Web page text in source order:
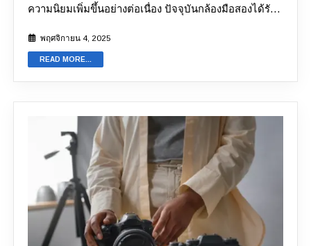
ความนิยมเพิ่มขึ้นอย่างต่อเนื่อง ปัจจุบันกล้องมือสองได้รับ
ราคาที่ถูกกว่ามากและการมาของแพลตฟอร์มออนไลน์คือ
สองเหตุผลหลักที่ทำให้กล้องมือสองได้รับความนิยม
อย่างไรก็ตาม คุณควรมั่นใจว่าร้านขายกล้องมือสองที่คุณ
เลือกนั้นเชื่อถือได้ก่อนใช้บริการ เพื่อป้องกันความเสี่ยงจาก
การถูกหลอกลวงทางออนไลน์หรือการฉ้อโกงต่าง ๆ
นอกจากความปลอดภัยที่เป็นข้อดีหลักของร้านขายกล้อง
ออนไลน์แล้ว ยังมีข้อดีอื่น ๆ อีกมากมาย ตัวอย่างเช่น การ
ขายกล้องผ่านแพลตฟอร์มออนไลน์สามารถทำให้คุณได้
ราคาที่ดีกว่าผ่านระบบประเมินราคาที่ยุติธรรม ในทางกลับ
กัน การขายกล้องแบบออฟไลน์มักใช้เวลานาน และอาจ
ต้องเจรจาราคาหลายรอบที่ทำให้เหน็ดเหนื่อย บทความนี้
จะอธิบายถึงประโยชน์ของการเลือกแพลตฟอร์มที่เหมาะ
สมในการ
ขายกล้องมือสองและวิธีระบุแพลตฟอร์มที่เชื่อ
ถือได้ บริการและคุณสมบัติที่ทำให้ร้านขายกล้องมือสองน่า
พฤศจิกายน 4, 2025
READ MORE...